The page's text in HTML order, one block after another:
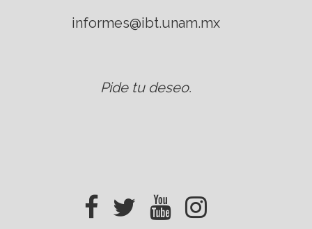
informes@ibt.unam.mx
Pide tu deseo.